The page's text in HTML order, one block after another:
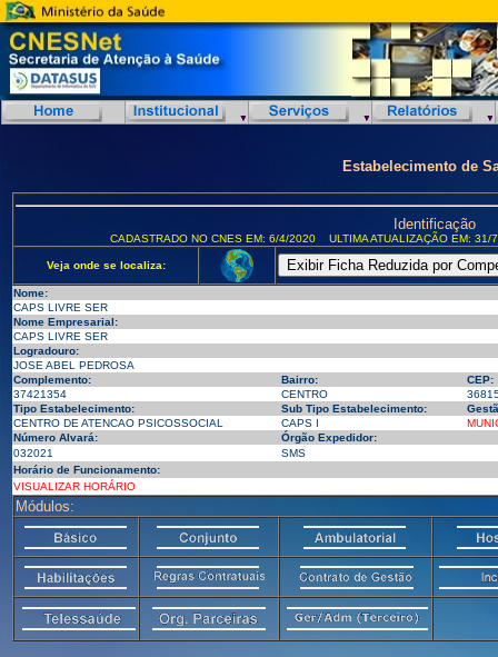
Estabelecimento de
Identificação
CADASTRADO NO CNES EM: 6/4/2020 ULTIMA ATUALIZAÇÃO EM:
Veja onde se localiza:
Nome:
CAPS LIVRE SER
Nome Empresarial:
CAPS LIVRE SER
Logradouro:
JOSE ABEL PEDROSA
Complemento:
Bairro:
CEP:
37421354
CENTRO
Tipo Estabelecimento:
Sub Tipo Estabelecimento:
CENTRO DE ATENCAO PSICOSSOCIAL
CAPS I
Número Alvará:
Órgão Expedidor:
032021
SMS
Horário de Funcionamento:
VISUALIZAR HORÁRIO
Módulos: